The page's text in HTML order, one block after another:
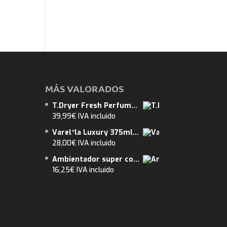
MÁS VALORADOS
T.Dryer Fresh Perfume de Secadora nº14. Flor de Loto. Pack 10 unidades X 10 Packs (100und) ENVIO GRATUITO
39,99€ IVA incluido
Varel*la Luxury 375ml. AMBER. ENVIO GRATUITO. Abarca 15m2
28,00€ IVA incluido
Ambientador super concentrado de Lujo. OUD PATCHOULI Tipo Oud & Patchouli
16,25€ IVA incluido